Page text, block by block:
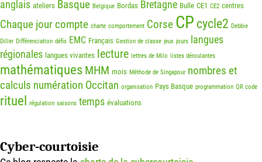
anglais ateliers Basque Belgique Bordas Bretagne Bulle CE1 CE2 centres
Chaque jour compte charte comportement Corse CP cycle2 Debbie
Diller Différenciation défis EMC Français Gestion de classe jeux jours
langues
régionales langues vivantes lecture lettres de Milo listes déroulantes
mathématiques MHM mois Méthode de Singapour nombres et
calculs numération Occitan organisation Pays Basque programmation QR code
rituel régulation saisons temps évaluations
Cyber-courtoisie